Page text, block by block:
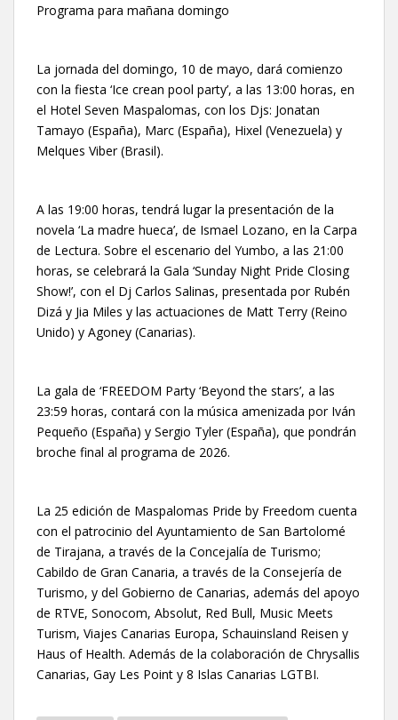
Programa para mañana domingo
La jornada del domingo, 10 de mayo, dará comienzo
con la fiesta ‘Ice crean pool party’, a las 13:00 horas, en
el Hotel Seven Maspalomas, con los Djs: Jonatan
Tamayo (España), Marc (España), Hixel (Venezuela) y
Melques Viber (Brasil).
A las 19:00 horas, tendrá lugar la presentación de la
novela ‘La madre hueca’, de Ismael Lozano, en la Carpa
de Lectura. Sobre el escenario del Yumbo, a las 21:00
horas, se celebrará la Gala ‘Sunday Night Pride Closing
Show!’, con el Dj Carlos Salinas, presentada por Rubén
Dizá y Jia Miles y las actuaciones de Matt Terry (Reino
Unido) y Agoney (Canarias).
La gala de ‘FREEDOM Party ‘Beyond the stars’, a las
23:59 horas, contará con la música amenizada por Iván
Pequeño (España) y Sergio Tyler (España), que pondrán
broche final al programa de 2026.
La 25 edición de Maspalomas Pride by Freedom cuenta
con el patrocinio del Ayuntamiento de San Bartolomé
de Tirajana, a través de la Concejalía de Turismo;
Cabildo de Gran Canaria, a través de la Consejería de
Turismo, y del Gobierno de Canarias, además del apoyo
de RTVE, Sonocom, Absolut, Red Bull, Music Meets
Turism, Viajes Canarias Europa, Schauinsland Reisen y
Haus of Health. Además de la colaboración de Chrysallis
Canarias, Gay Les Point y 8 Islas Canarias LGTBI.